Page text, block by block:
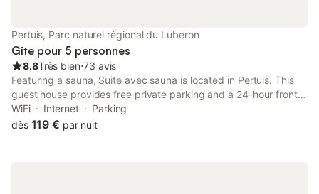
suspendu), et jeux d'eau (piscine hors sol de 2m x5, livrée
début juillet!). - A l'intérieur: * vous trave
Pertuis, Parc naturel régional du Luberon
Gîte pour 5 personnes
8.8Très bien⋅73 avis
Featuring a sauna, Suite avec sauna is located in Pertuis. This
guest house provides free private parking and a 24-hour front
desk. Providing free WiFi throughout the property, the non-
smoking guest house features a sauna.
WiFi Internet
Parking
dès 119 € par nuit